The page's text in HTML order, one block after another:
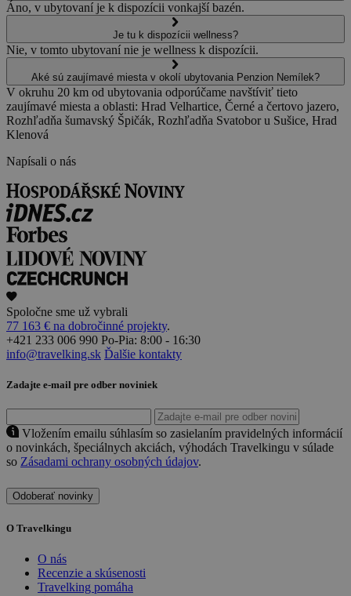
Áno, v ubytovaní je k dispozícii vonkajší bazén.
Je tu k dispozícii wellness?
Nie, v tomto ubytovaní nie je wellness k dispozícii.
Aké sú zaujímavé miesta v okolí ubytovania Penzion Nemílek?
V okruhu 20 km od ubytovania odporúčame navštíviť tieto
zaujímavé miesta a oblasti: Hrad Velhartice, Černé a čertovo jazero,
Rozhľadňa šumavský Špičák, Rozhľadňa Svatobor u Sušice, Hrad
Klenová
Napísali o nás
Spoločne sme už vybrali
77 163 € na dobročinné projekty.
+421 233 006 990 Po-Pia: 8:00 - 16:30
info@travelking.sk Ďalšie kontakty
Zadajte e-mail pre odber noviniek
Vložením emailu súhlasím so zasielaním pravidelných informácií
o novinkách, špeciálnych akciách, výhodách Travelkingu v súlade
so Zásadami ochrany osobných údajov.
Odoberať novinky
O Travelkingu
O nás
Recenzie a skúsenosti
Travelking pomáha